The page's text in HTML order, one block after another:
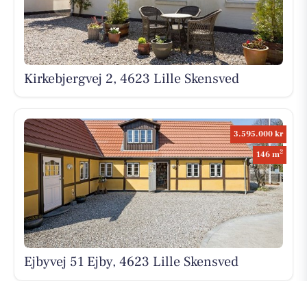
Kirkebjergvej 2, 4623 Lille Skensved
3.595.000 kr
146 m2
Ejbyvej 51 Ejby, 4623 Lille Skensved